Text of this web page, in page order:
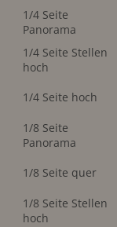
1/4 Seite
Panorama
1/4 Seite Stellen
hoch
1/4 Seite hoch
1/8 Seite
Panorama
1/8 Seite quer
1/8 Seite Stellen
hoch